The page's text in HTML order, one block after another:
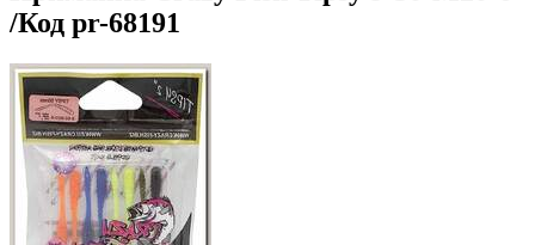
/Код pr-68191